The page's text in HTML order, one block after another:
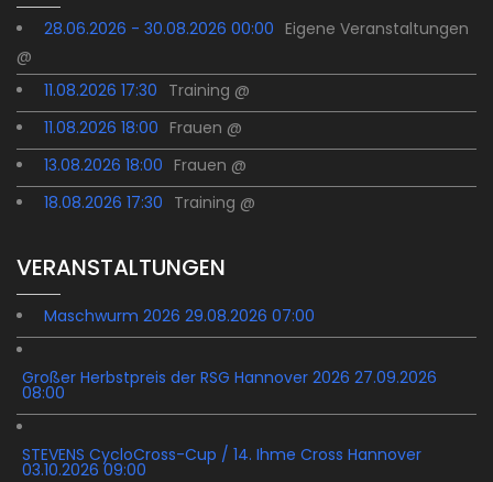
28.06.2026 - 30.08.2026 00:00 Eigene Veranstaltungen
@
11.08.2026 17:30 Training @
11.08.2026 18:00 Frauen @
13.08.2026 18:00 Frauen @
18.08.2026 17:30 Training @
VERANSTALTUNGEN
Maschwurm 2026 29.08.2026 07:00
Großer Herbstpreis der RSG Hannover 2026 27.09.2026
08:00
STEVENS CycloCross-Cup / 14. Ihme Cross Hannover
03.10.2026 09:00